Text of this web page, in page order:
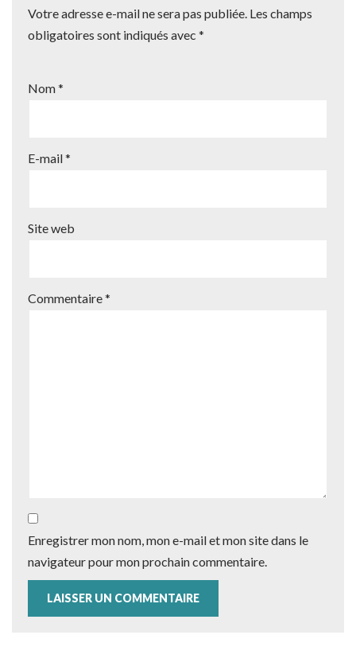
Votre adresse e-mail ne sera pas publiée. Les champs
obligatoires sont indiqués avec *
Nom*
E-mail*
Site web
Commentaire*
Enregistrer mon nom, mon e-mail et mon site dans le
navigateur pour mon prochain commentaire.